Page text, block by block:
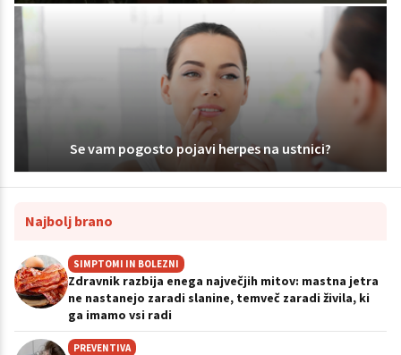
Se vam pogosto pojavi herpes na ustnici?
Najbolj brano
SIMPTOMI IN BOLEZNI
Zdravnik razbija enega največjih mitov: mastna jetra
ne nastanejo zaradi slanine, temveč zaradi živila, ki
ga imamo vsi radi
PREVENTIVA